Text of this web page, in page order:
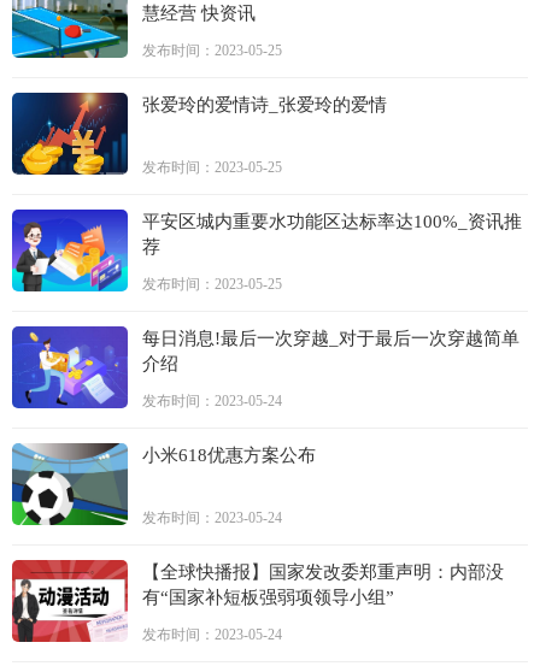
慧经营 快资讯
发布时间：2023-05-25
张爱玲的爱情诗_张爱玲的爱情
发布时间：2023-05-25
平安区城内重要水功能区达标率达100%_资讯推
荐
发布时间：2023-05-25
每日消息!最后一次穿越_对于最后一次穿越简单
介绍
发布时间：2023-05-24
小米618优惠方案公布
发布时间：2023-05-24
【全球快播报】国家发改委郑重声明：内部没
有“国家补短板强弱项领导小组”
发布时间：2023-05-24